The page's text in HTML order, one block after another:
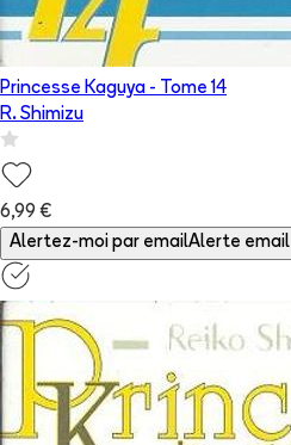
Princesse Kaguya - Tome 14
R. Shimizu
6,99 €
Alertez-moi par emailAlerte email